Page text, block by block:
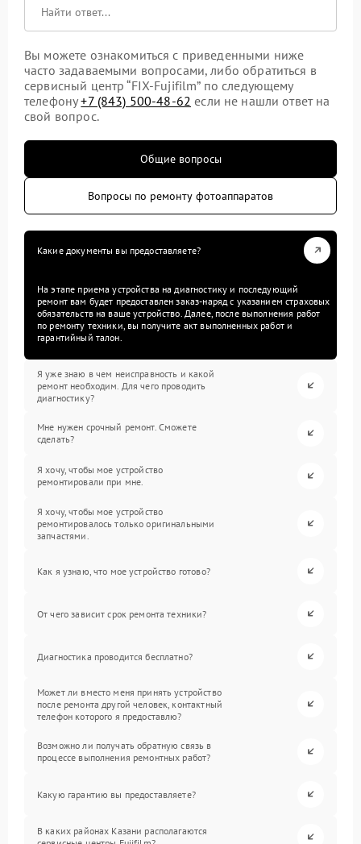
Вы можете ознакомиться с приведенными ниже
часто задаваемыми вопросами, либо обратиться в
сервисный центр “FIX-Fujifilm” по следующему
телефону+7 (843) 500-48-62 если не нашли ответ на
свой вопрос.
Общие вопросы
Вопросы по ремонту фотоаппаратов
Какие документы вы предоставляете?
На этапе приема устройства на диагностику и последующий
ремонт вам будет предоставлен заказ-наряд с указанием страховых
обязательств на ваше устройство. Далее, после выполнения работ
по ремонту техники, вы получите акт выполненных работ и
гарантийный талон.
Я уже знаю в чем неисправность и какой
ремонт необходим. Для чего проводить
диагностику?
Мне нужен срочный ремонт. Сможете
сделать?
Я хочу, чтобы мое устройство
ремонтировали при мне.
Я хочу, чтобы мое устройство
ремонтировалось только оригинальными
запчастями.
Как я узнаю, что мое устройство готово?
От чего зависит срок ремонта техники?
Диагностика проводится бесплатно?
Может ли вместо меня принять устройство
после ремонта другой человек, контактный
телефон которого я предоставлю?
Возможно ли получать обратную связь в
процессе выполнения ремонтных работ?
Какую гарантию вы предоставляете?
В каких районах Казани располагаются